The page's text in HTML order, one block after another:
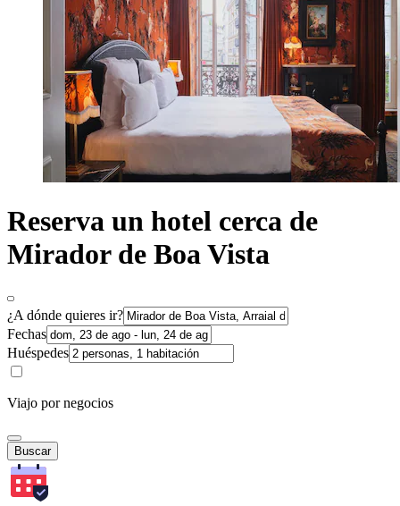
Reserva un hotel cerca de
Mirador de Boa Vista
¿A dónde quieres ir?
Fechas
Huéspedes
Viajo por negocios
Buscar